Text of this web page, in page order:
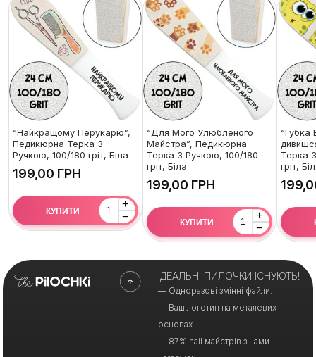
“Найкращому Перукарю”,
Педикюрна Терка З
Ручкою, 100/180 гріт, Біла
ГРН
+
−
КУПИТИ
“Для Мого Улюбленого
Майстра”, Педикюрна
Терка З Ручкою, 100/180
гріт, Біла
ГРН
+
−
КУПИТИ
“Губка
Терка
гріт,
ІДЕАЛЬНІ ПИЛОЧКИ ІСНУЮТЬ!
— Одноразові змінні файли.
— Ваш логотип на металевих
основах.
— 87% nail майстрів з нами